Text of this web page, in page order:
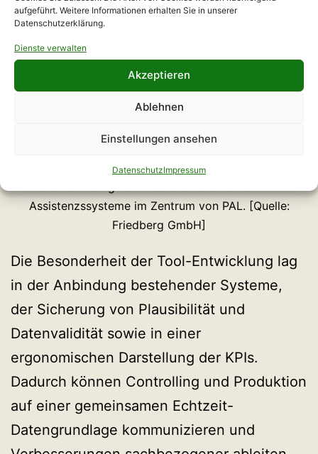
aufgeführt. Weitere Informationen erhalten Sie in unserer
Datenschutzerklärung.
Dienste verwalten
Akzeptieren
Ablehnen
Einstellungen ansehen
DatenschutzImpressum
Im Formteil- und Schraubenwerk Finsterwalde stand
Assistenzssysteme im Zentrum von PAL. [Quelle:
Friedberg GmbH]
Die Besonderheit der Tool-Entwicklung lag
in der Anbindung bestehender Systeme,
der Sicherung von Plausibilität und
Datenvalidität sowie in einer
ergonomischen Darstellung der KPIs.
Dadurch können Controlling und Produktion
auf einer gemeinsamen Echtzeit-
Datengrundlage kommunizieren und